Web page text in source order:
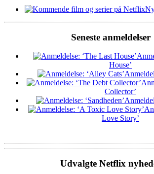
Seneste anmeldelser
House’
Collector’
Love Story’
Udvalgte Netflix